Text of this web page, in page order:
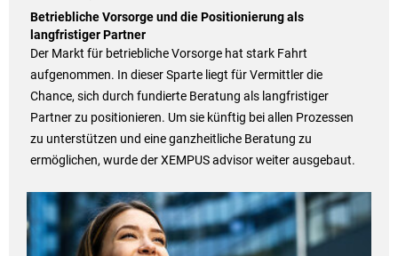
Betriebliche Vorsorge und die Positionierung als
langfristiger Partner
Der Markt für betriebliche Vorsorge hat stark Fahrt
aufgenommen. In dieser Sparte liegt für Vermittler die
Chance, sich durch fundierte Beratung als langfristiger
Partner zu positionieren. Um sie künftig bei allen Prozessen
zu unterstützen und eine ganzheitliche Beratung zu
ermöglichen, wurde der XEMPUS advisor weiter ausgebaut.